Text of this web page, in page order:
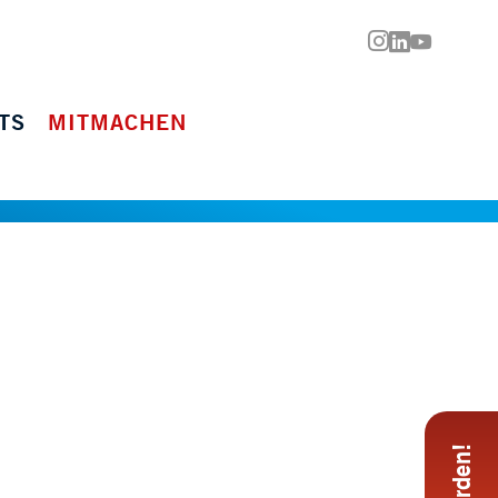

MITMACHEN